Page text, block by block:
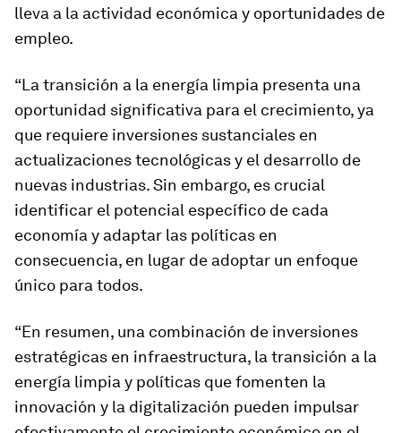
lleva a la actividad económica y oportunidades de
empleo.
“La transición a la energía limpia presenta una
oportunidad significativa para el crecimiento, ya
que requiere inversiones sustanciales en
actualizaciones tecnológicas y el desarrollo de
nuevas industrias. Sin embargo, es crucial
identificar el potencial específico de cada
economía y adaptar las políticas en
consecuencia, en lugar de adoptar un enfoque
único para todos.
“En resumen, una combinación de inversiones
estratégicas en infraestructura, la transición a la
energía limpia y políticas que fomenten la
innovación y la digitalización pueden impulsar